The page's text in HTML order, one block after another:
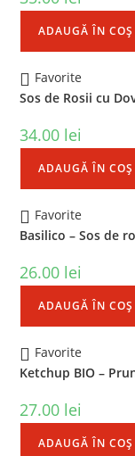
ADAUGĂ ÎN COȘ
Favorite
Sos de Rosii cu
34.00 lei
ADAUGĂ ÎN COȘ
Favorite
Basilico – Sos de
26.00 lei
ADAUGĂ ÎN COȘ
Favorite
Ketchup BIO –
27.00 lei
ADAUGĂ ÎN COȘ